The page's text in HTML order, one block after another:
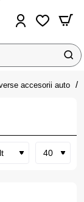
accesorii auto